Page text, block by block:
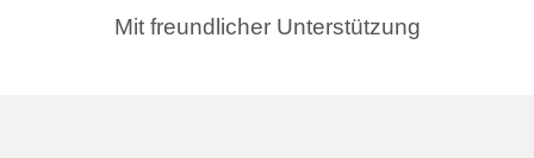
Mit freundlicher Unterstützung